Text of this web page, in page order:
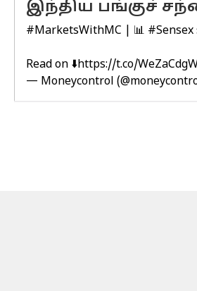
இந்திய பங்குச்
#MarketsWithMC | 📊 #Sensex
Read on ⬇️https://t.co/
— Moneycontrol